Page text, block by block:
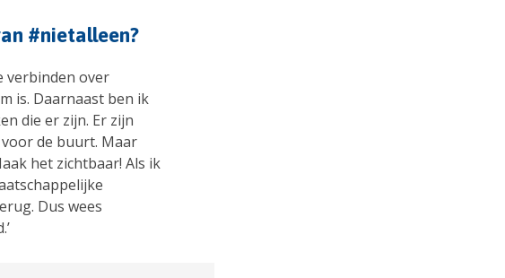
#nietalleen?
verbinden over
is. Daarnaast ben ik
die er zijn. Er zijn
de buurt. Maar
het zichtbaar! Als ik
Dus wees